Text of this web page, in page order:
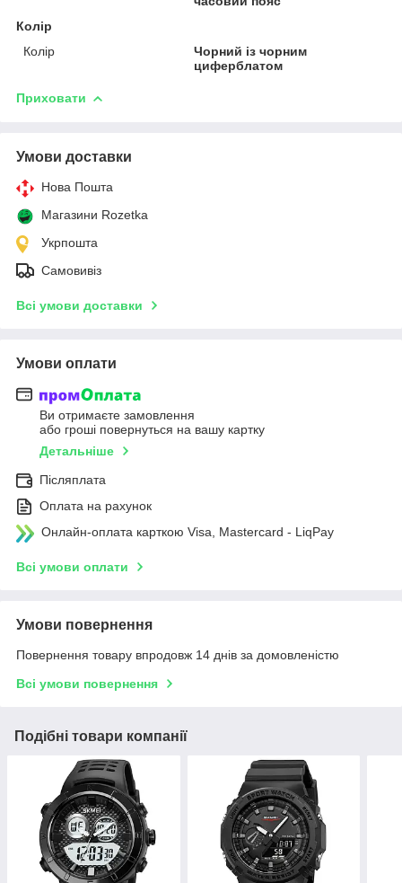
Колір
Колір
Чорний із чорним
циферблатом
Приховати
Умови доставки
Нова Пошта
Магазини Rozetka
Укрпошта
Самовивіз
Всі умови доставки
Умови оплати
Ви отримаєте замовлення
або гроші повернуться на вашу картку
Детальніше
Післяплата
Оплата на рахунок
Онлайн-оплата карткою Visa, Mastercard - LiqPay
Всі умови оплати
Умови повернення
Повернення товару впродовж 14 днів за домовленістю
Всі умови повернення
Подібні товари компанії